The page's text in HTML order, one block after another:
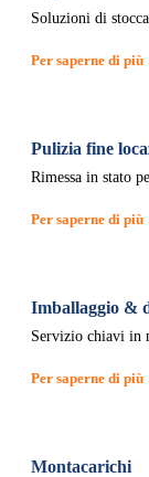
Soluzioni di
Per saperne di
Pulizia fine
Rimessa in stato
Per saperne di
Imballaggio &
Servizio chiavi in
Per saperne di
Montacarichi